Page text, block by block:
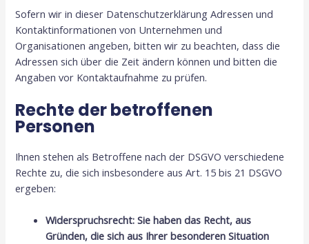
Sofern wir in dieser Datenschutzerklärung Adressen und
Kontaktinformationen von Unternehmen und
Organisationen angeben, bitten wir zu beachten, dass die
Adressen sich über die Zeit ändern können und bitten die
Angaben vor Kontaktaufnahme zu prüfen.
Rechte der betroffenen
Personen
Ihnen stehen als Betroffene nach der DSGVO verschiedene
Rechte zu, die sich insbesondere aus Art. 15 bis 21 DSGVO
ergeben:
Widerspruchsrecht: Sie haben das Recht, aus
Gründen, die sich aus Ihrer besonderen Situation